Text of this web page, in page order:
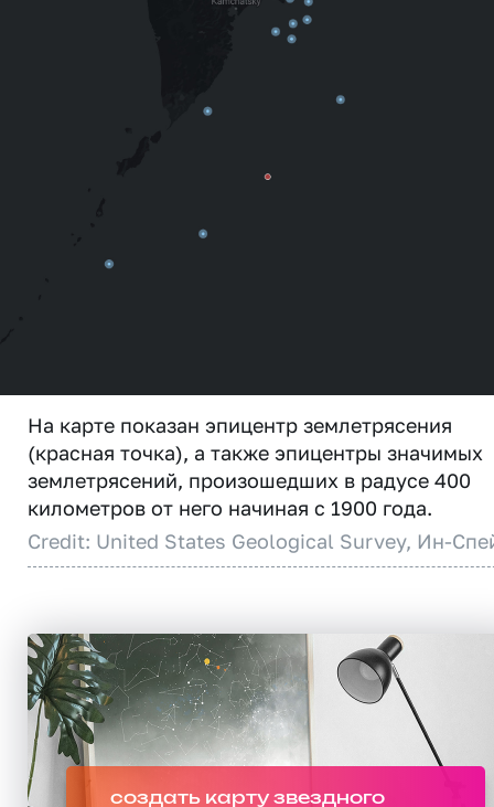
На карте показан эпицентр землетрясения
(красная точка), а также эпицентры значимых
землетрясений, произошедших в радусе 400
километров от него начиная с 1900 года.
Credit: United States Geological Survey, Ин-
создать карту звездного